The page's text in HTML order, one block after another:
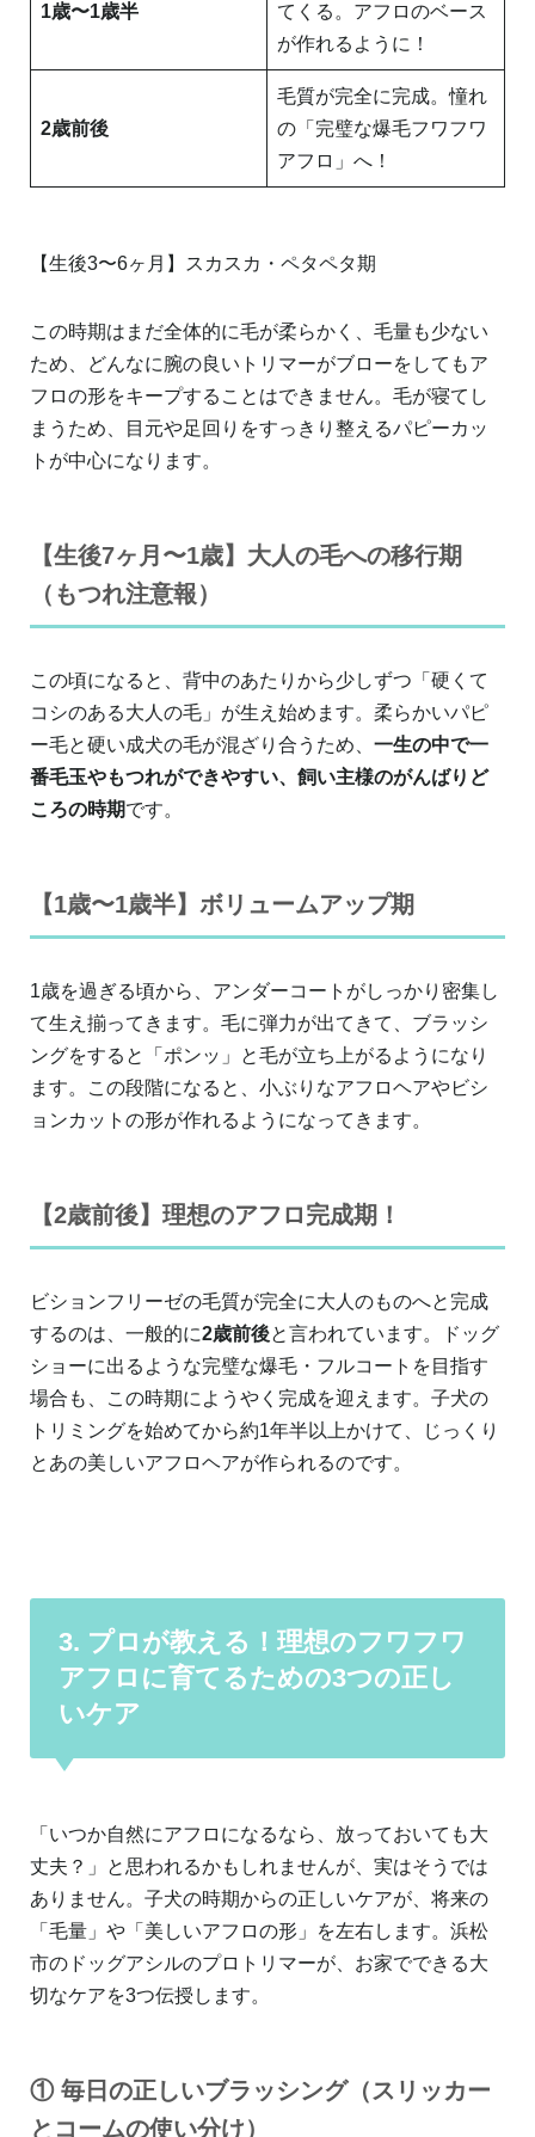
1歳〜1歳半
てくる。アフロのベース
が作れるように！
2歳前後
毛質が完全に完成。憧れ
の「完璧な爆毛フワフワ
アフロ」へ！
【生後3〜6ヶ月】スカスカ・ペタペタ期
この時期はまだ全体的に毛が柔らかく、毛量も少ない
ため、どんなに腕の良いトリマーがブローをしてもア
フロの形をキープすることはできません。毛が寝てし
まうため、目元や足回りをすっきり整えるパピーカッ
トが中心になります。
【生後7ヶ月〜1歳】大人の毛への移行期
（もつれ注意報）
この頃になると、背中のあたりから少しずつ「硬くて
コシのある大人の毛」が生え始めます。柔らかいパピ
ー毛と硬い成犬の毛が混ざり合うため、 一生の中で一
番毛玉やもつれができやすい、飼い主様のがんばりど
ころの時期です。
【1歳〜1歳半】ボリュームアップ期
1歳を過ぎる頃から、アンダーコートがしっかり密集し
て生え揃ってきます。毛に弾力が出てきて、ブラッシ
ングをすると「ポンッ」と毛が立ち上がるようになり
ます。この段階になると、小ぶりなアフロヘアやビシ
ョンカットの形が作れるようになってきます。
【2歳前後】理想のアフロ完成期！
ビションフリーゼの毛質が完全に大人のものへと完成
するのは、一般的に2歳前後と言われています。ドッグ
ショーに出るような完璧な爆毛・フルコートを目指す
場合も、この時期にようやく完成を迎えます。子犬の
トリミングを始めてから約1年半以上かけて、じっくり
とあの美しいアフロヘアが作られるのです。
3. プロが教える！理想のフワフワ
アフロに育てるための3つの正し
いケア
「いつか自然にアフロになるなら、放っておいても大
丈夫？」と思われるかもしれませんが、実はそうでは
ありません。子犬の時期からの正しいケアが、将来の
「毛量」や「美しいアフロの形」を左右します。浜松
市のドッグアシルのプロトリマーが、お家でできる大
切なケアを3つ伝授します。
① 毎日の正しいブラッシング（スリッカー
とコームの使い分け）